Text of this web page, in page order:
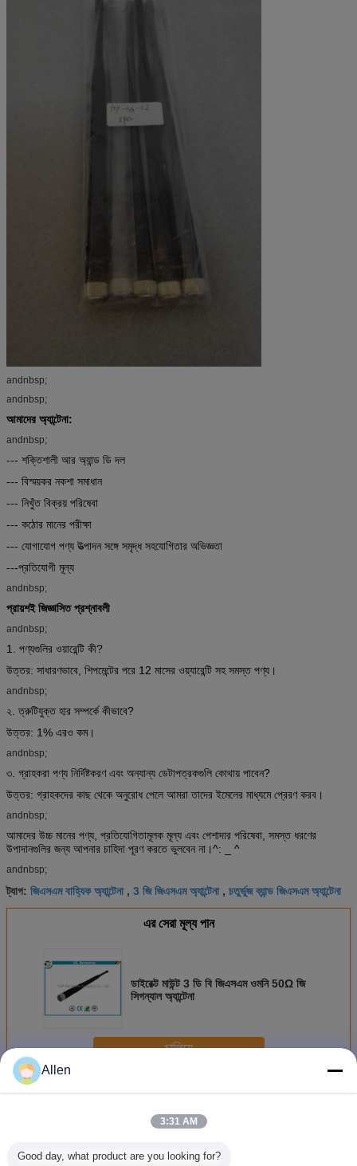
andnbsp;
andnbsp;
আমাদের অ্যান্টেনা:
andnbsp;
--- শক্তিশালী আর অ্যান্ড ডি দল
--- বিস্ময়কর নকশা সমাধান
--- নিখুঁত বিক্রয় পরিষেবা
--- কঠোর মানের পরীক্ষা
--- যোগাযোগ পণ্য উত্পাদন সঙ্গে সমৃদ্ধ সহযোগিতার অভিজ্ঞতা
---প্রতিযোগী মূল্য
andnbsp;
প্রায়শই জিজ্ঞাসিত প্রশ্নাবলী
andnbsp;
1. পণ্যগুলির ওয়ারেন্টি কী?
উত্তর: সাধারণভাবে, শিপমেন্টের পরে 12 মাসের ওয়্যারেন্টি সহ সমস্ত পণ্য।
andnbsp;
২. ত্রুটিযুক্ত হার সম্পর্কে কীভাবে?
উত্তর: 1% এরও কম।
andnbsp;
৩. গ্রাহকরা পণ্য নির্দিষ্টকরণ এবং অন্যান্য ডেটাপত্রকগুলি কোথায় পাবেন?
উত্তর: গ্রাহকদের কাছ থেকে অনুরোধ পেলে আমরা তাদের ইমেলের মাধ্যমে প্রেরণ করব।
andnbsp;
আমাদের উচ্চ মানের পণ্য, প্রতিযোগিতামূলক মূল্য এবং পেশাদার পরিষেবা, সমস্ত ধরণের
উপাদানগুলির জন্য আপনার চাহিদা পূরণ করতে ভুলবেন না।^: _ ^
andnbsp;
ট্যাগ: জিএসএম বাহ্যিক অ্যান্টেনা , 3 জি জিএসএম অ্যান্টেনা , চতুর্ভুজ ব্যান্ড জিএসএম অ্যান্টেনা
এর সেরা মূল্য পান
ডাইরেক্ট মাউন্ট 3 ডি বি জিএসএম ওমনি 50Ω জি
সিগন্যাল অ্যান্টেনা
চালিয়ে
অধিকওয়্যারলেস যোগাযোগ অ্যান্টেনা
Allen
3:31 AM
Good day, what product are you looking for?